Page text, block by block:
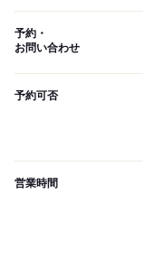
予約・
お問い合わせ
予約可否
営業時間